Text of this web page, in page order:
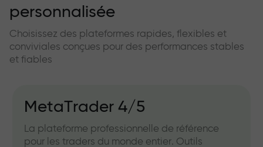
personnalisée
Choisissez des plateformes rapides, flexibles et
conviviales conçues pour des performances stables
et fiables
MetaTrader 4/5
La plateforme professionnelle de référence
pour les traders du monde entier. Outils